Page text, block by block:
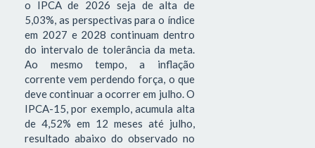
o IPCA de 2026 seja de alta de
5,03%, as perspectivas para o índice
em 2027 e 2028 continuam dentro
do intervalo de tolerância da meta.
Ao mesmo tempo, a inflação
corrente vem perdendo força, o que
deve continuar a ocorrer em julho. O
IPCA-15, por exemplo, acumula alta
de 4,52% em 12 meses até julho,
resultado abaixo do observado no